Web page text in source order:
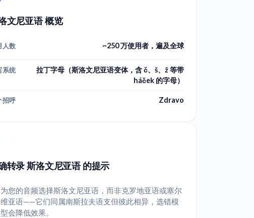
文尼亚语 概览
人数 ~250 万使用者，遍及全球
系统
拉丁字母（斯洛文尼亚语变体，含 č、š、ž 等带
háček 的字母）
招呼 Zdravo
转录 斯洛文尼亚语 的提示
为您的音频选择斯洛文尼亚语，而非克罗地亚语或塞尔
维亚语——它们同属南斯拉夫语支但彼此相异，选错模
型会降低效果。